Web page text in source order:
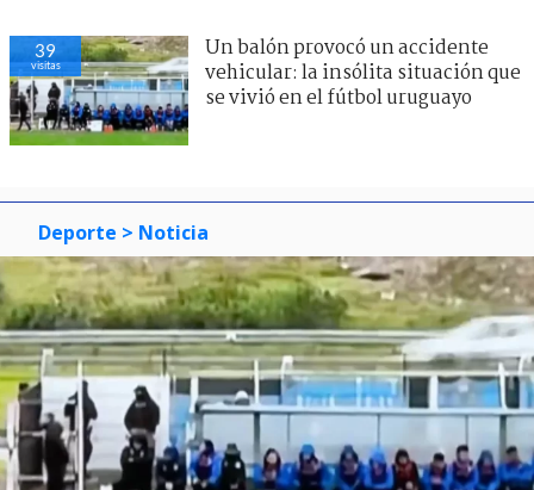
39
visitas
Un balón provocó un accidente
vehicular: la insólita situación que
se vivió en el fútbol uruguayo
Deporte > Noticia